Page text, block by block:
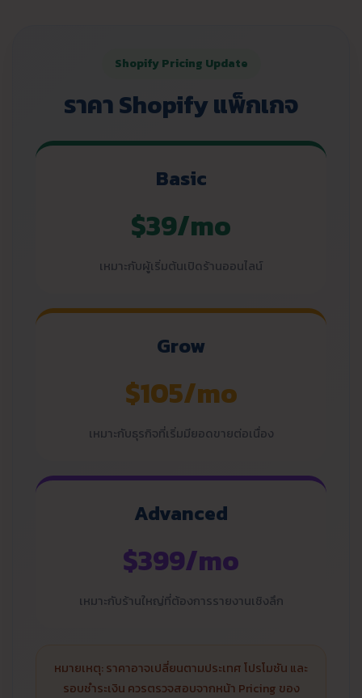
Shopify Pricing Update
ราคา Shopify แพ็กเกจ
Basic
$39/mo
เหมาะกับผู้เริ่มต้นเปิดร้านออนไลน์
Grow
$105/mo
เหมาะกับธุรกิจที่เริ่มมียอดขายต่อเนื่อง
Advanced
$399/mo
เหมาะกับร้านใหญ่ที่ต้องการรายงานเชิงลึก
หมายเหตุ: ราคาอาจเปลี่ยนตามประเทศ โปรโมชัน และ
รอบชำระเงิน ควรตรวจสอบจากหน้า Pricing ของ